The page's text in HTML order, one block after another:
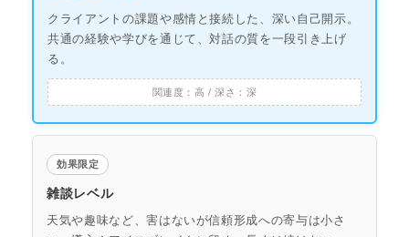
クライアントの課題や感情と接続した、深い自己開示。
共通の経験や学びを通じて、対話の質を一段引き上げ
る。
効果限定
雑談レベル
天気や趣味など、害はないが信頼形成への寄与は小さ